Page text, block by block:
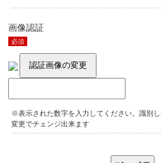
画像認証
必須
※表示された数字を入力してください。識別
変更でチェンジ出来ます